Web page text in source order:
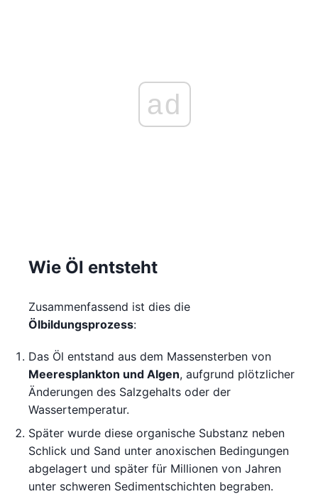
ad
Wie Öl entsteht
Zusammenfassend ist dies die
Ölbildungsprozess:
Das Öl entstand aus dem Massensterben von
Meeresplankton und Algen, aufgrund plötzlicher
Änderungen des Salzgehalts oder der
Wassertemperatur.
Später wurde diese organische Substanz neben
Schlick und Sand unter anoxischen Bedingungen
abgelagert und später für Millionen von Jahren
unter schweren Sedimentschichten begraben.